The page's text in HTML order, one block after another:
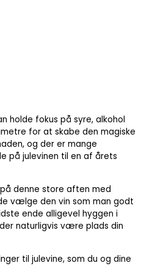
holde fokus på syre, alkohol
for at skabe den magiske
og der er mange
på julevinen til en af årets
denne store aften med
vælge den vin som man godt
ende alligevel hyggen i
naturligvis være plads din
til julevine, som du og dine